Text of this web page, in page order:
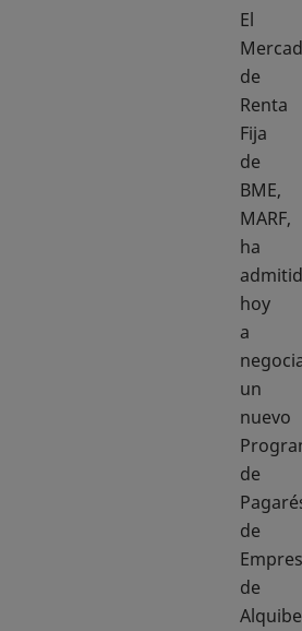
El
de
Renta
Fija
de
BME,
MARF,
ha
hoy
a
un
nuevo
de
de
de